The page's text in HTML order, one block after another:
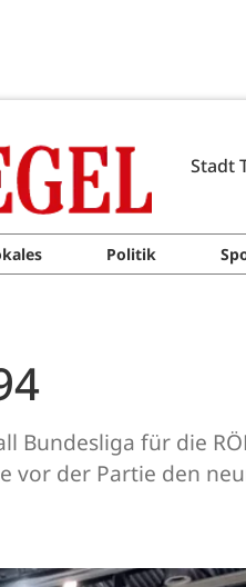
Stadt
Politik
Bundesliga für die
vor der Partie den